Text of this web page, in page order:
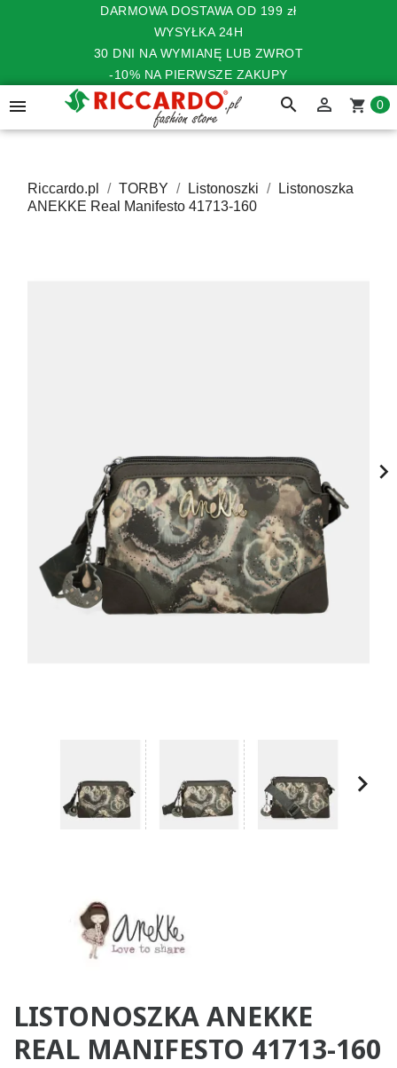
DARMOWA DOSTAWA OD 199 zł
WYSYŁKA 24H
30 DNI NA WYMIANĘ LUB ZWROT
-10% NA PIERWSZE ZAKUPY
 search  shopping_cart 0
Riccardo.pl TORBY Listonoszki
Listonoszka
ANEKKE Real Manifesto 41713-160

LISTONOSZKA ANEKKE
REAL MANIFESTO 41713-160